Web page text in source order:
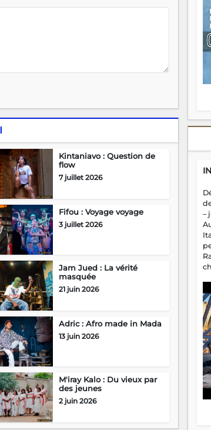
Kintaniavo : Question de
flow
7 juillet 2026
Fifou : Voyage voyage
3 juillet 2026
Jam Jued : La vérité
masquée
21 juin 2026
Adric : Afro made in Mada
13 juin 2026
M'iray Kalo : Du vieux par
des jeunes
2 juin 2026
–